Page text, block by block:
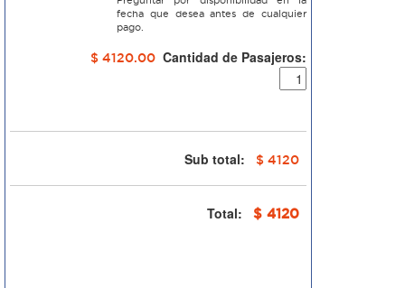
fecha que desea antes de cualquier
pago.
$ 4120.00 Cantidad de Pasajeros:
Sub total: $ 4120
Total: $ 4120